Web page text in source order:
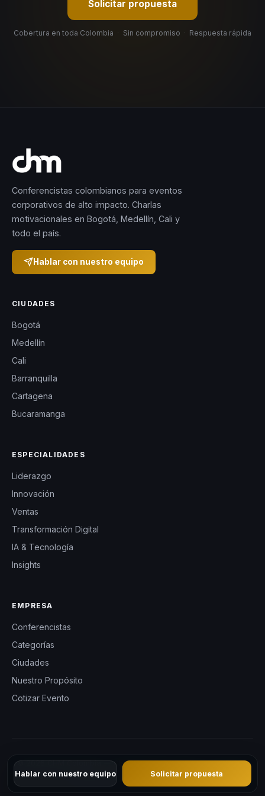
Solicitar propuesta
Cobertura en toda Colombia · Sin compromiso · Respuesta rápida
Hablar con nuestro equipo Solicitar propuesta
Conferencistas colombianos para eventos
corporativos de alto impacto. Charlas
motivacionales en Bogotá, Medellín, Cali y
todo el país.
Hablar con nuestro equipo
CIUDADES
Bogotá
Medellín
Cali
Barranquilla
Cartagena
Bucaramanga
ESPECIALIDADES
Liderazgo
Innovación
Ventas
Transformación Digital
IA & Tecnología
Insights
EMPRESA
Conferencistas
Categorías
Ciudades
Nuestro Propósito
Cotizar Evento
© 2026 CHM Colombia — Charlas Motivacionales en Colombia.
Todos los derechos reservados.